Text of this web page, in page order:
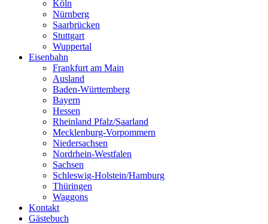
Köln
Nürnberg
Saarbrücken
Stuttgart
Wuppertal
Eisenbahn
Frankfurt am Main
Ausland
Baden-Württemberg
Bayern
Hessen
Rheinland Pfalz/Saarland
Mecklenburg-Vorpommern
Niedersachsen
Nordrhein-Westfalen
Sachsen
Schleswig-Holstein/Hamburg
Thüringen
Waggons
Kontakt
Gästebuch